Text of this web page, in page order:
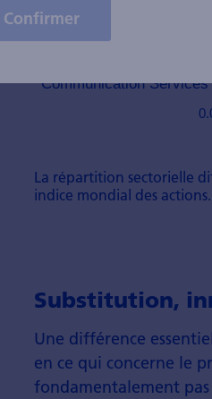
La répartition sectorielle
indice mondial des
Substitution,
Une différence
en ce qui concerne le
fondamentalement
Confirmer